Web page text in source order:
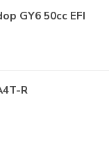
GY6 50cc EFI
R